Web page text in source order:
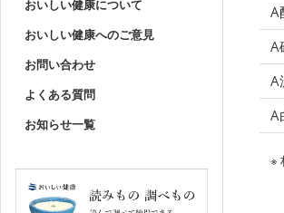
おいしい健康について
おいしい健康へのご意見
お問い合わせ
よくある質問
お知らせ一覧
A
A
A
A
※